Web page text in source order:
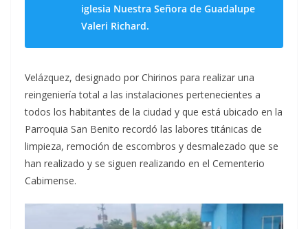
iglesia Nuestra Señora de Guadalupe
Valeri Richard.
Velázquez, designado por Chirinos para realizar una
reingeniería total a las instalaciones pertenecientes a
todos los habitantes de la ciudad y que está ubicado en la
Parroquia San Benito recordó las labores titánicas de
limpieza, remoción de escombros y desmalezado que se
han realizado y se siguen realizando en el Cementerio
Cabimense.